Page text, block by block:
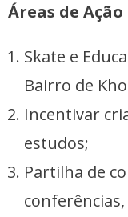
Áreas de Ação
Skate e
Bairro de
Incentivar
estudos;
Partilha de